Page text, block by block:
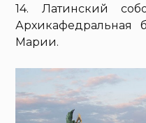
14. Латинский
Архикафедральная
Марии.